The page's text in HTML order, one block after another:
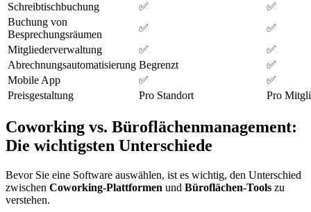
Schreibtischbuchung
✅
✅
Buchung von
Besprechungsräumen
✅
✅
Mitgliederverwaltung
✅
✅
Abrechnungsautomatisierung Begrenzt
✅
Mobile App
✅
✅
Preisgestaltung
Pro Standort Pro
Coworking vs. Büroflächenmanagement:
Die wichtigsten Unterschiede
Bevor Sie eine Software auswählen, ist es wichtig, den Unterschied
zwischen Coworking-Plattformen und Büroflächen-Tools zu
verstehen.